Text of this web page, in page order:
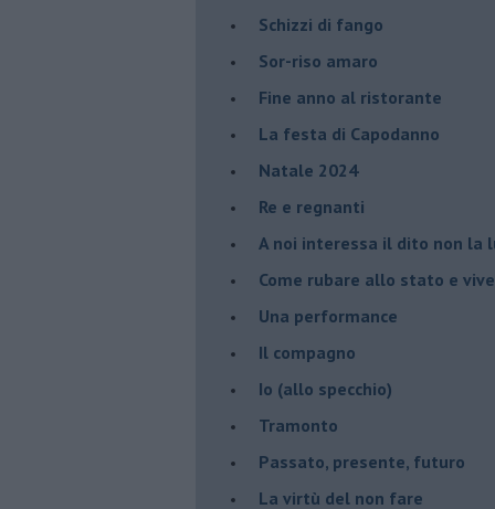
Schizzi di fango
Sor-riso amaro
Fine anno al ristorante
La festa di Capodanno
Natale 2024
Re e regnanti
A noi interessa il dito non la
Come rubare allo stato e
Una performance
Il compagno
​Io (allo specchio)
Tramonto
Passato, presente, futuro
La virtù del non fare